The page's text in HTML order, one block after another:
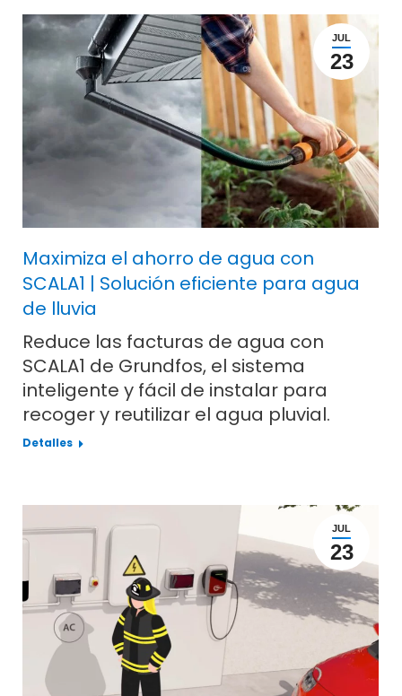
JUL
23
Maximiza el ahorro de agua con
SCALA1 | Solución eficiente para agua
de lluvia
Reduce las facturas de agua con
SCALA1 de Grundfos, el sistema
inteligente y fácil de instalar para
recoger y reutilizar el agua pluvial.
Detalles
JUL
23